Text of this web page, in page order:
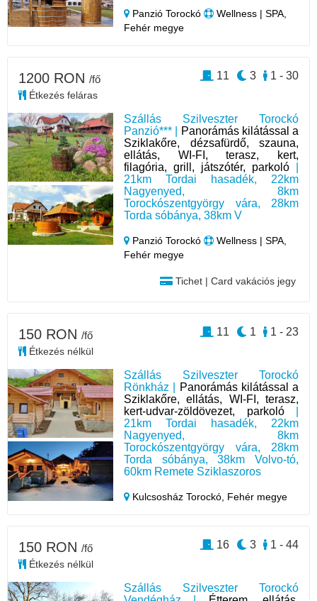
Panzió Torockó
Wellness | SPA,
Fehér megye
Szállás Szilveszter Torockó
Panzió*** |
Panorámás kilátással a
Sziklakőre, dézsafürdő, szauna,
ellátás, WI-FI, terasz, kert,
filagória, grill, játszótér, parkoló
21km Tordai hasadék, 22km
Nagyenyed, 8km
Torockószentgyörgy vára, 28km
Torda sóbánya, 38km V
Panzió Torockó
Wellness | SPA,
Fehér megye
Tichet | Card vakációs jegy
1200 RON /fő
Étkezés feláras
1 - 30
3
11
Szállás Szilveszter Torockó
Rönkház |
Panorámás kilátással a
Sziklakőre, ellátás, WI-FI, terasz,
kert-udvar-zöldövezet, parkoló|
21km Tordai hasadék, 22km
Nagyenyed, 8km
Torockószentgyörgy vára, 28km
Torda sóbánya, 38km Volvo-tó,
60km Remete Sziklaszoros
Kulcsosház Torockó, Fehér megye
150 RON /fő
Étkezés nélkül
1 - 23
1
11
Szállás Szilveszter Torockó
150 RON /fő
Étkezés nélkül
1 - 44
3
16